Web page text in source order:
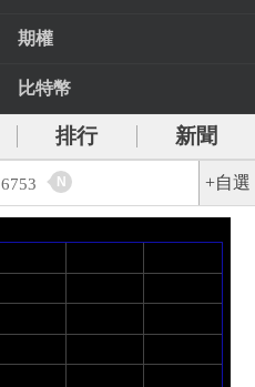
期權
比特幣
排行
新聞
6753 N +自選